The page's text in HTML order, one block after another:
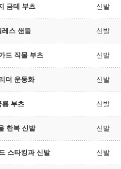
금테 부츠 신발
레스 샌들 신발
드 직물 부츠 신발
더 운동화 신발
룡 부츠 신발
한복 신발 신발
스타킹과 신발 신발